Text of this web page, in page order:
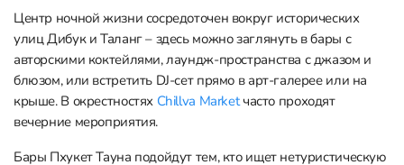
Центр ночной жизни сосредоточен вокруг исторических
улиц Дибук и Таланг – здесь можно заглянуть в бары с
авторскими коктейлями, лаундж-пространства с джазом и
блюзом, или встретить DJ-сет прямо в арт-галерее или на
крыше. В окрестностях Chillva Marketчасто проходят
вечерние мероприятия.
Бары Пхукет Тауна подойдут тем, кто ищет нетуристическую